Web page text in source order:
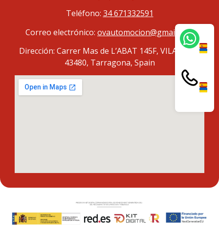
Teléfono: 34 671332591
Correo electrónico: ovautomocion@gmail.com
Dirección: Carrer Mas de L’ABAT 145F, VILA-SECA,
43480, Tarragona, Spain